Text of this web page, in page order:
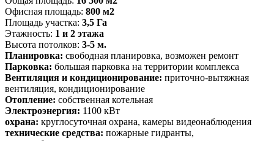
Офисная площадь: 800 м2
Площадь участка: 3,5 Га
Этажность: 1 и 2 этажа
Высота потолков: 3-5 м.
Планировка: свободная планировка, возможен ремонт
Парковка: большая парковка на территории комплекса
Вентиляция и кондиционирование: приточно-вытяжная
вентиляция, кондиционирование
Отопление: собственная котельная
Электроэнергия: 1100 кВт
охрана: круглосуточная охрана, камеры видеонаблюдения
технические средства: пожарные гидранты,